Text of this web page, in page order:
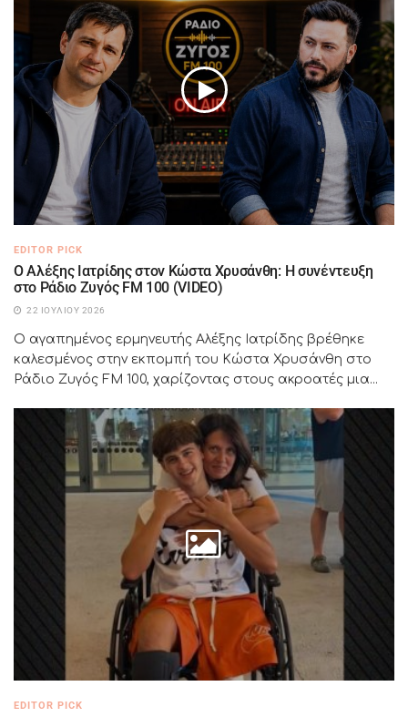
EDITOR PICK
Ο Αλέξης Ιατρίδης στον Κώστα Χρυσάνθη: Η συνέντευξη
στο Ράδιο Ζυγός FM 100 (VIDEO)
22 ΙΟΥΛΊΟΥ 2026
Ο αγαπημένος ερμηνευτής Αλέξης Ιατρίδης βρέθηκε
καλεσμένος στην εκπομπή του Κώστα Χρυσάνθη στο
Ράδιο Ζυγός FM 100, χαρίζοντας στους ακροατές μια...
EDITOR PICK